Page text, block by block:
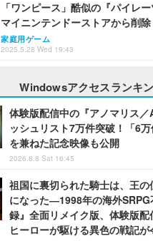
「ワンピース」酷似の『パイレ
マイニンテンドーストアから削除
家庭用ゲーム
2025.5.28 Wed 19:43
Windowsアクセスランキ
体験版配信中の『アノマリス
ッシュリスト7万件突破！「6万
を兼ねた記念映像も公開
2026.8.8 Sat 16:45
祖国に裏切られた騎士は、王の
になった―1998年の海外SRPG
録』全面リメイク版、体験版配
ヒーローが駆ける異色の戦記が